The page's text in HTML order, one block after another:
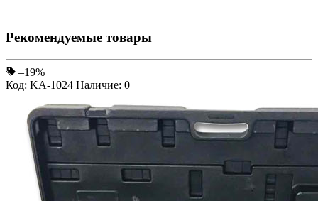
Рекомендуемые товары
–19%
Код: KA-1024 Наличие: 0